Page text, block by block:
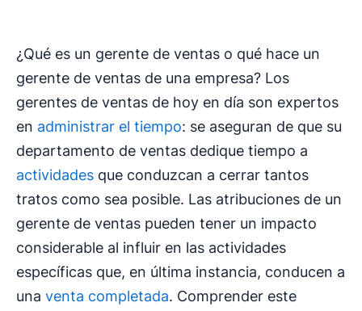
¿Qué es un gerente de ventas o qué hace un
gerente de ventas de una empresa? Los
gerentes de ventas de hoy en día son expertos
en administrar el tiempo: se aseguran de que su
departamento de ventas dedique tiempo a
actividades que conduzcan a cerrar tantos
tratos como sea posible. Las atribuciones de un
gerente de ventas pueden tener un impacto
considerable al influir en las actividades
específicas que, en última instancia, conducen a
una venta completada. Comprender este